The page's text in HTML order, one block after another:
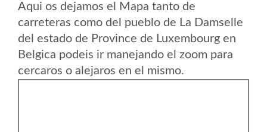
Aqui os dejamos el Mapa tanto de
carreteras como del pueblo de La Damselle
del estado de Province de Luxembourg en
Belgica podeis ir manejando el zoom para
cercaros o alejaros en el mismo.